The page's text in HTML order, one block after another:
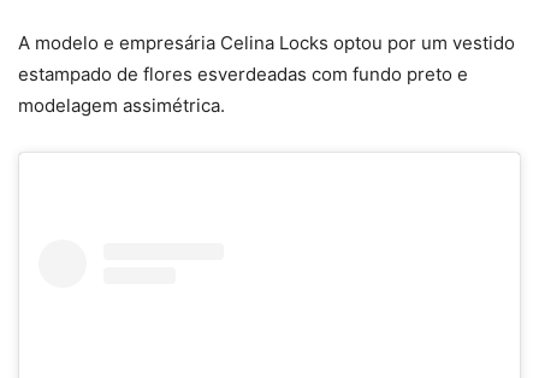
A modelo e empresária Celina Locks optou por um vestido
estampado de flores esverdeadas com fundo preto e
modelagem assimétrica.